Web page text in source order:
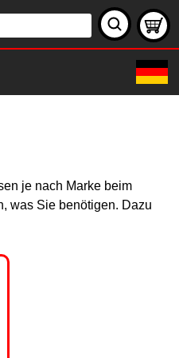
je nach Marke beim
was Sie benötigen. Dazu